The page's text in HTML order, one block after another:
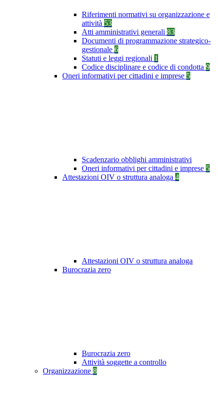
Riferimenti normativi su organizzazione e
attività 53
Atti amministrativi generali 83
Documenti di programmazione strategico-
gestionale 6
Statuti e leggi regionali 1
Codice disciplinare e codice di condotta 9
Oneri informativi per cittadini e imprese 5
Scadenzario obblighi amministrativi
Oneri informativi per cittadini e imprese 5
Attestazioni OIV o struttura analoga 4
Attestazioni OIV o struttura analoga
Burocrazia zero
Burocrazia zero
Attività soggette a controllo
Organizzazione 8